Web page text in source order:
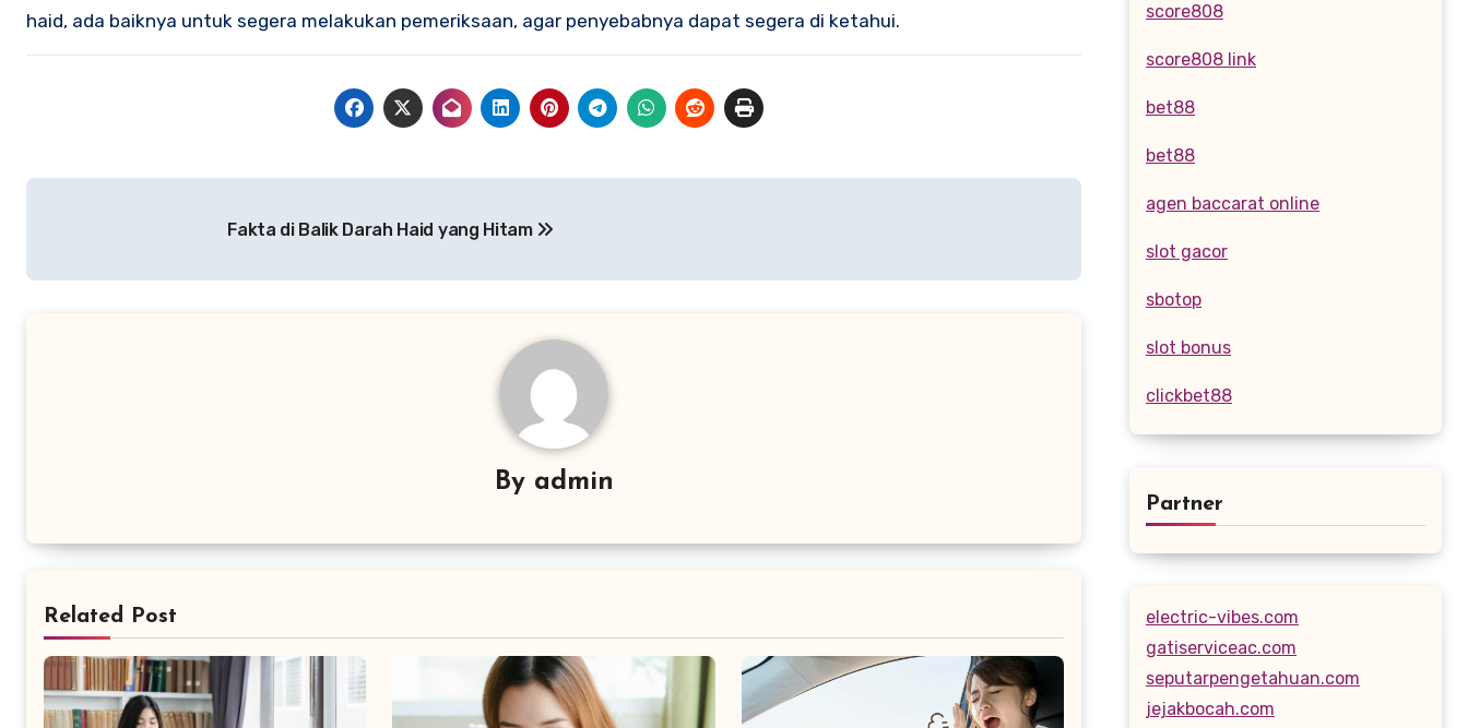
haid, ada baiknya untuk segera melakukan pemeriksaan, agar penyebabnya dapat segera di ketahui.
Fakta di Balik Darah Haid yang Hitam
By admin
Related Post
score808
score808 link
bet88
bet88
agen baccarat online
slot gacor
sbotop
slot bonus
clickbet88
Partner
electric-vibes.com
gatiserviceac.com
seputarpengetahuan.com
jejakbocah.com